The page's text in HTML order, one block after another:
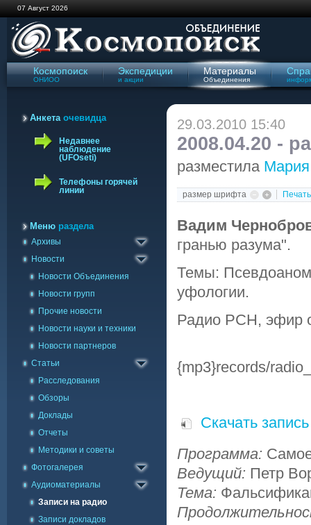
07 Август 2026
Космопоиск
ОНИОО
Экспедиции
и акции
Материалы
Объединения
Анкетаочевидца
Недавнее
наблюдение
(UFOseti)
Телефоны горячей
линии
Меню раздела
Архивы
Газета Космопоиск
Архив новостей
Новости
Новости Объединения
Новости групп
Прочие новости
Новости науки и техники
Новости партнеров
Статьи
Расследования
Обзоры
Доклады
Отчеты
Методики и советы
Фотогалерея
Каталог фото
Галерея на карте
Аудиоматериалы
Записи на радио
Записи докладов
29.03.2010 15:40
2008.04.20 -
разместила
размер шрифта Печать
Вадим
гранью разума".
Темы:
уфологии.
Радио РСН, эфир
{mp3}records/
Скачать
Программа:
Ведущий: Петр
Тема: